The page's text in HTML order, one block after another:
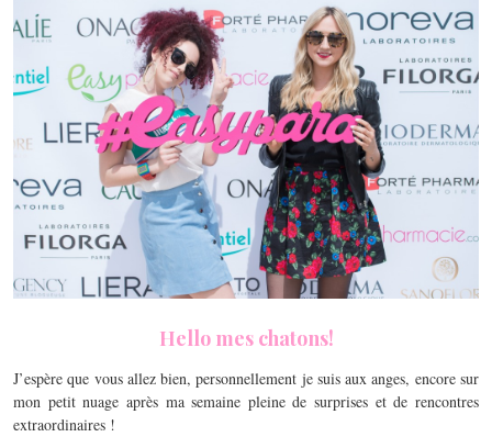
Hello mes chatons!
J’espère que vous allez bien, personnellement je suis aux anges, encore sur
mon petit nuage après ma semaine pleine de surprises et de rencontres
extraordinaires !